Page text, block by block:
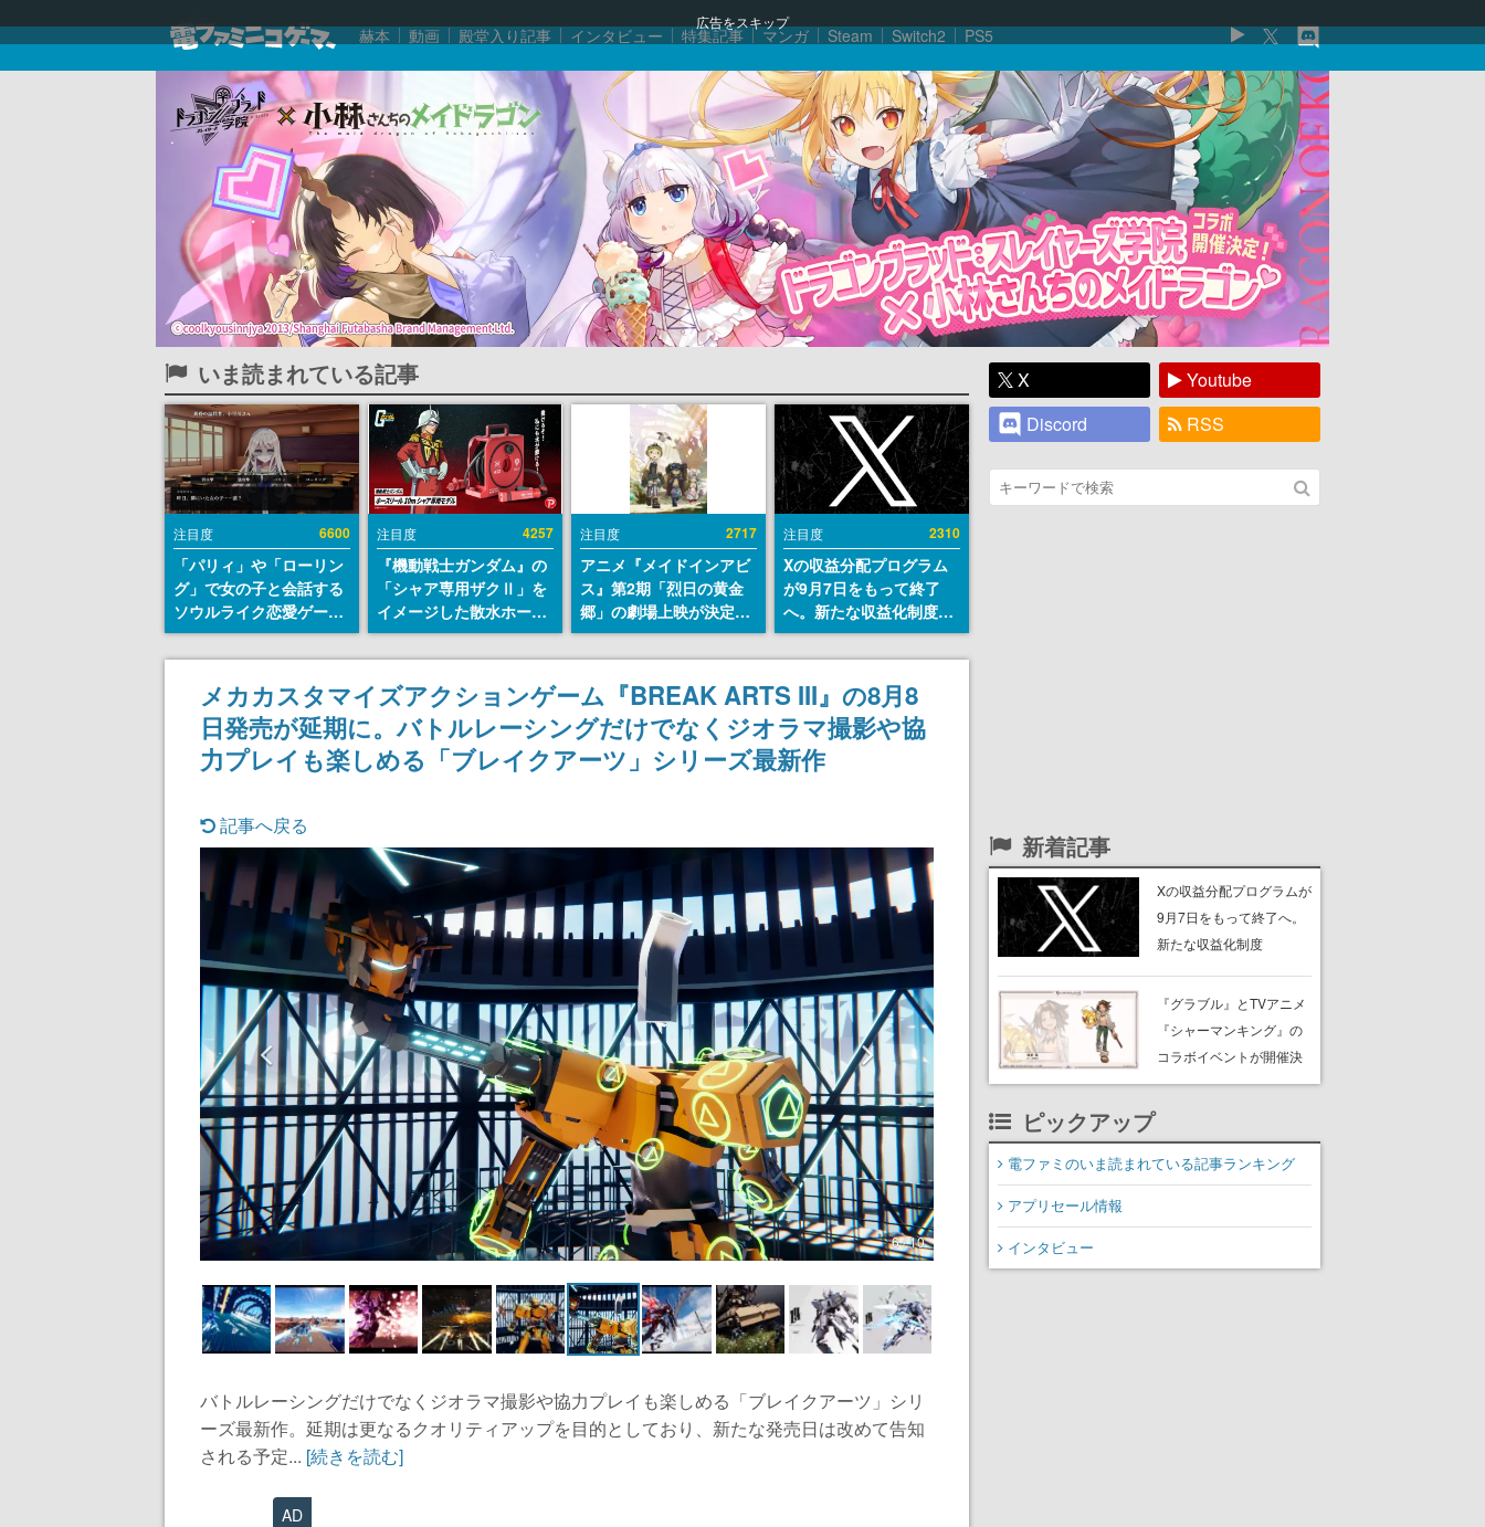
広告をスキップ
赫本 動画 殿堂入り記事 インタビュー 特集記事 マンガ Steam Switch2 PS5
いま読まれている記事
注目度 6600
「パリィ」や「ローリン
グ」で女の子と会話する
ソウルライク恋愛ゲーム
『小早川さんはソウルラ
イク』無料公開。返事に
失敗すると「YOU
DIED」
注目度 4257
『機動戦士ガンダム』の
「シャア専用ザクⅡ」を
イメージした散水ホース
リールが予約開始。本体
にはシャアのパーソナル
マークやジオン公国軍の
エンブレム、型式番号な
どを配置
注目度 2717
アニメ『メイドインアビ
ス』第2期「烈日の黄金
郷」の劇場上映が決定！
レグ役・伊瀬茉莉也さん
らが登壇する舞台挨拶も
実施
注目度 2310
Xの収益分配プログラム
が9月7日をもって終了
へ。新たな収益化制度
「Original Content
Rewards Program」を
発表
メカカスタマイズアクションゲーム『BREAK ARTS III』の8月8
日発売が延期に。バトルレーシングだけでなくジオラマ撮影や協
力プレイも楽しめる「ブレイクアーツ」シリーズ最新作
記事へ戻る
6 / 10
バトルレーシングだけでなくジオラマ撮影や協力プレイも楽しめる「ブレイクアーツ」シリ
ーズ最新作。延期は更なるクオリティアップを目的としており、新たな発売日は改めて告知
される予定... [続きを読む]
AD
X
Youtube
Discord
RSS
新着記事
Xの収益分配プログラムが
9月7日をもって終了へ。
新たな収益化制度
Rewards Program」を発
表
『グラブル』とTVアニメ
『シャーマンキング』の
コラボイベントが開催決
定！麻倉葉（CV：日笠陽
ピックアップ
電ファミのいま読まれている記事ランキング
アプリセール情報
インタビュー